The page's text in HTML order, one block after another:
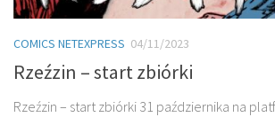
COMICS NETEXPRESS 04/11/2023
Rzeźzin – start zbiórki
Rzeźzin – start zbiórki 31 października na